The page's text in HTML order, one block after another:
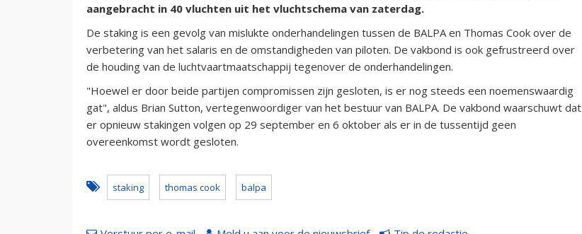
aangebracht in 40 vluchten uit het vluchtschema van zaterdag.
De staking is een gevolg van mislukte onderhandelingen tussen de BALPA en Thomas Cook over de
verbetering van het salaris en de omstandigheden van piloten. De vakbond is ook gefrustreerd over
de houding van de luchtvaartmaatschappij tegenover de onderhandelingen.
"Hoewel er door beide partijen compromissen zijn gesloten, is er nog steeds een noemenswaardig
gat", aldus Brian Sutton, vertegenwoordiger van het bestuur van BALPA. De vakbond waarschuwt dat
er opnieuw stakingen volgen op 29 september en 6 oktober als er in de tussentijd geen
overeenkomst wordt gesloten.
staking thomas cook balpa